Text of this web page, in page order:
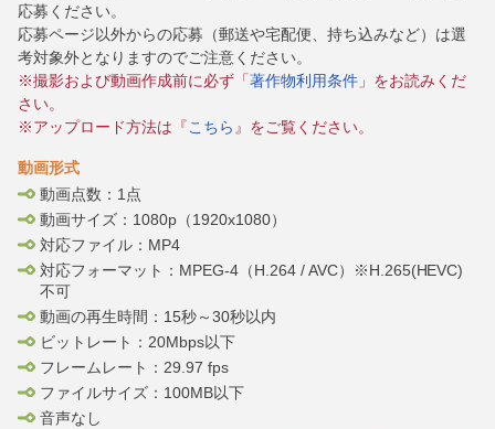
応募ください。
応募ページ以外からの応募（郵送や宅配便、持ち込みなど）は選
考対象外となりますのでご注意ください。
※撮影および動画作成前に必ず「著作物利用条件」をお読みくだ
さい。
※アップロード方法は『こちら 』をご覧ください。
動画形式
動画点数：1点
動画サイズ：1080p（1920x1080）
対応ファイル：MP4
対応フォーマット：MPEG-4（H.264 / AVC）※H.265(HEVC)
不可
動画の再生時間：15秒～30秒以内
ビットレート：20Mbps以下
フレームレート：29.97 fps
ファイルサイズ：100MB以下
音声なし